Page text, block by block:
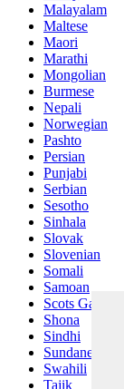
Malayalam
Maltese
Maori
Marathi
Mongolian
Burmese
Nepali
Norwegian
Pashto
Persian
Punjabi
Serbian
Sesotho
Sinhala
Slovak
Slovenian
Somali
Samoan
Scots Gaelic
Shona
Sindhi
Sundanese
Swahili
Tajik